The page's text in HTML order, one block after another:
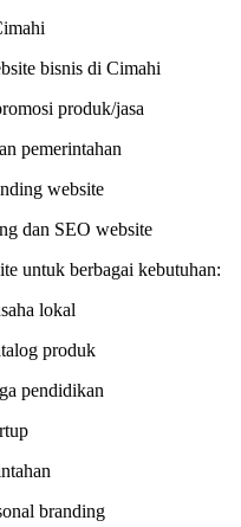
bisnis di Cimahi
produk/jasa
pemerintahan
website
dan SEO website
untuk berbagai kebutuhan:
lokal
produk
pendidikan
branding